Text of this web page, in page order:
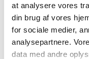
at analysere vores
din brug af vores
for sociale medier,
analysepartnere.
data med andre
Du vil